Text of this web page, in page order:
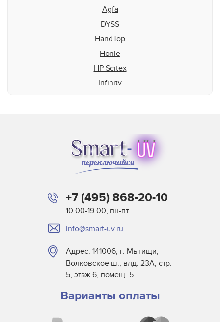
Agfa
DYSS
HandTop
Honle
HP Scitex
Infinity
Leggett & Platt
Mark Andy
Matan
Mimaki
MTL Print
Mutoh
Oce
Printing Imaging Tech.
+7 (495) 868-20-10
10.00-19.00, пн-пт
info@smart-uv.ru
Адрес: 141006, г. Мытищи,
Волковское ш., влд. 23А, стр.
5, этаж 6, помещ. 5
Варианты оплаты